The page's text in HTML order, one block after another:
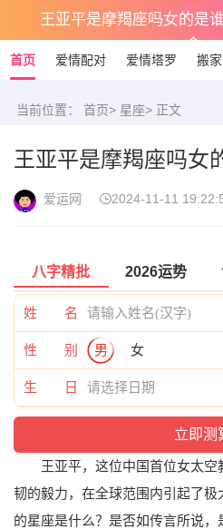
王亚平是摩羯座吗女的是
命
首页 爱情配对 爱情塔罗 搬
当前位置： 首页> 星座> 正文
王亚平是摩羯座吗女
爱运网 2024-11-11
八字精批 2026运势
姓 名
性 别 男 女
生 日
王亚平，这位中国首位女太
韧的毅力，在全球范围内引起了
的星座是什么？是否如传言所说